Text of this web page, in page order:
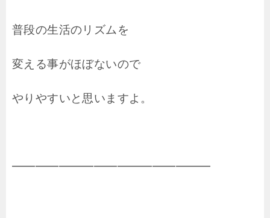
普段の生活のリズムを
変える事がほぼないので
やりやすいと思いますよ。
━━━━━━━━━━━━━━━━━